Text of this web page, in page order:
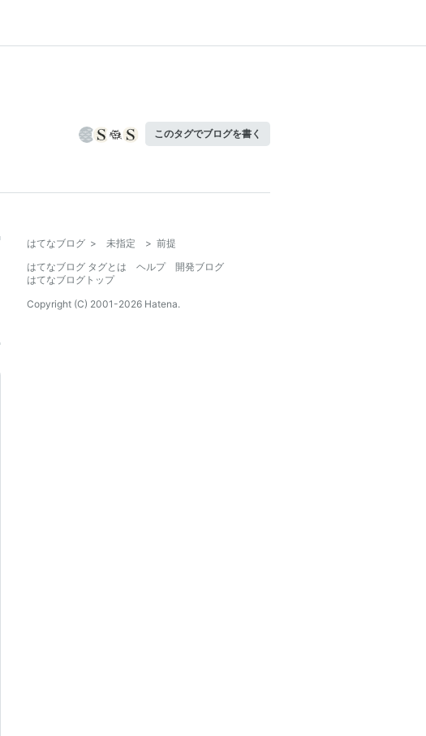
このタグでブログを書く
はてなブログ > 未指定 > 前提
はてなブログ タグとは
ヘルプ
開発ブログ
はてなブログトップ
Copyright (C) 2001-2026 Hatena.